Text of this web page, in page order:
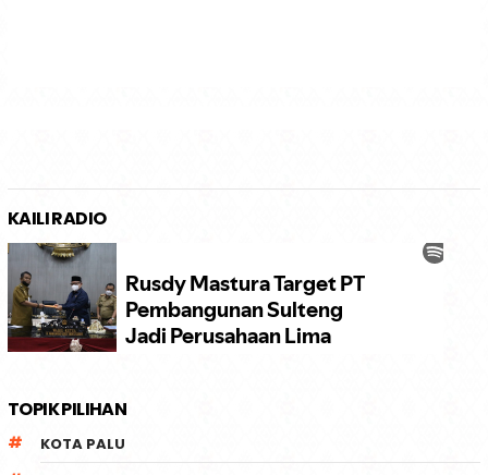
KAILI RADIO
TOPIK PILIHAN
KOTA PALU